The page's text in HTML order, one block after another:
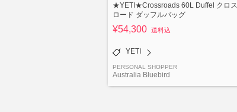
★YETI★Crossroads 60L Duffel クロス
ロード ダッフルバッグ
¥54,300 送料込
YETI
PERSONAL SHOPPER
Australia Bluebird